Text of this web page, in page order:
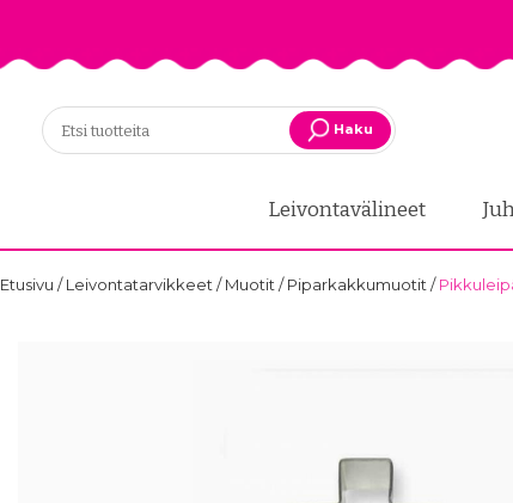
Haku
Leivontavälineet
Etusivu /Leivontatarvikkeet /Muotit /Piparkakkumuotit /